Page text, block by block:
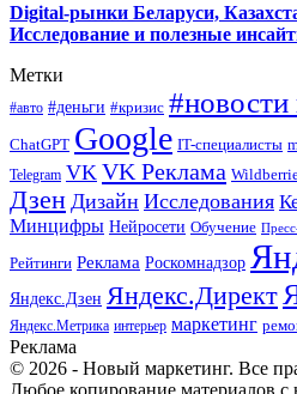
Digital-рынки Беларуси,
Исследование и полезные
Метки
#авто #деньги #кризис
ChatGPT Google IT-специалисты
Telegram VK VK Реклама
Дзен Дизайн Исследования
Минцифры Нейросети Обучение
Рейтинги Реклама Роскомнадзор
Яндекс.Дзен Яндекс.Директ
Яндекс.Метрика интерьер маркетинг
Реклама
© 2026 - Новый маркетинг. Все
Любое копирование материалов с